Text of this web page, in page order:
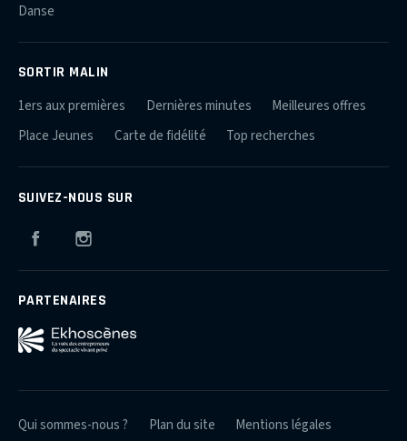
Danse
SORTIR MALIN
1ers aux premières Dernières minutes
Meilleures offres
Place Jeunes
Carte de fidélité Top recherches
SUIVEZ-NOUS SUR
Facebook
PARTENAIRES
Qui sommes-nous ? Plan du site Mentions légales